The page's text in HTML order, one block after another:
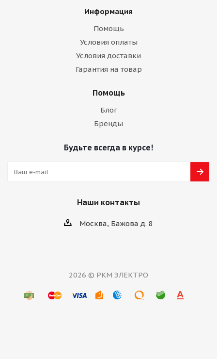
Информация
Помощь
Условия оплаты
Условия доставки
Гарантия на товар
Помощь
Блог
Бренды
Будьте всегда в курсе!
Наши контакты
Москва, Бажова д. 8
2026 © РКМ ЭЛЕКТРО